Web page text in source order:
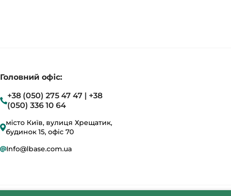
Головний офіс:
+38 (050) 275 47 47 | +38
(050) 336 10 64
місто Київ, вулиця Хрещатик,
будинок 15, офіс 70
Info@lbase.com.ua